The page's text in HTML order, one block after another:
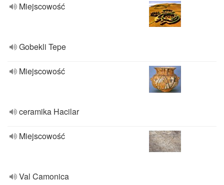
Miejscowość
Gobekli Tepe
Miejscowość
ceramika Hacilar
Miejscowość
Val Camonica